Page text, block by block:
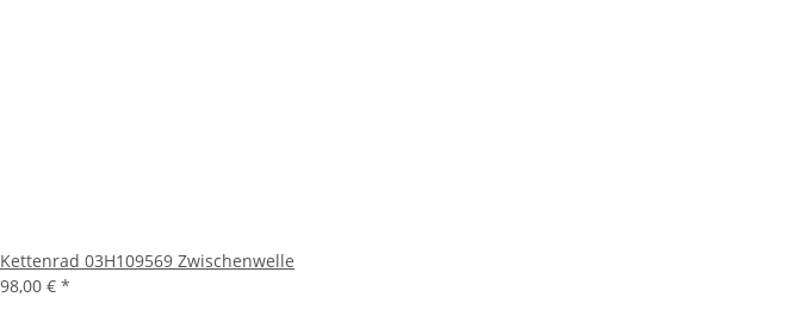
Kettenrad 03H109569 Zwischenwelle
98,00 € *